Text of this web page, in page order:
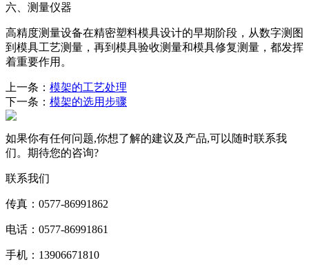
六、测量仪器
高精度测量设备在精密塑料模具设计的早期阶段，从数字测图
到模具工艺测量，再到模具验收测量和模具修复测量，都发挥
着重要作用。
上一条： 模架的工艺处理
下一条： 模架的选用步骤
如果你有任何问题,你想了解的建议及产品,可以随时联系我
们。期待您的咨询?
联系我们
传真：0577-86991862
电话：0577-86991861
手机：13906671810